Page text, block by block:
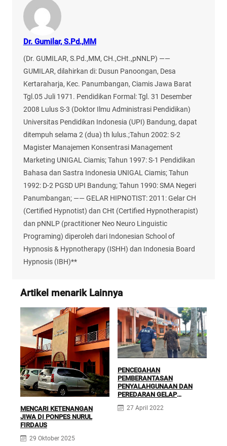
Dr. Gumilar, S.Pd.,MM
(Dr. GUMILAR, S.Pd.,MM, CH.,CHt.,pNNLP) ——
GUMILAR, dilahirkan di: Dusun Panoongan, Desa
Kertaraharja, Kec. Panumbangan, Ciamis Jawa Barat
Tgl.05 Juli 1971. Pendidikan Formal: Tgl. 31 Desember
2008 Lulus S-3 (Doktor Ilmu Administrasi Pendidikan)
Universitas Pendidikan Indonesia (UPI) Bandung, dapat
ditempuh selama 2 (dua) th lulus.;Tahun 2002: S-2
Magister Manajemen Konsentrasi Management
Marketing UNIGAL Ciamis; Tahun 1997: S-1 Pendidikan
Bahasa dan Sastra Indonesia UNIGAL Ciamis; Tahun
1992: D-2 PGSD UPI Bandung; Tahun 1990: SMA Negeri
Panumbangan; —— GELAR HIPNOTIST: 2011: Gelar CH
(Certified Hypnotist) dan CHt (Certified Hypnotherapist)
dan pNNLP (practitioner Neo Neuro Linguistic
Programing) diperoleh dari Indonesian School of
Hypnosis & Hypnotherapy (ISHH) dan Indonesia Board
Hypnosis (IBH)**
Artikel menarik Lainnya
MENCARI KETENANGAN
JIWA DI PONPES NURUL
FIRDAUS
29 Oktober 2025
PENCEGAHAN
PEMBERANTASAN
PENYALAHGUNAAN DAN
PEREDARAN GELAP
Ciamis ke Ponpes Nurul
27 April 2022